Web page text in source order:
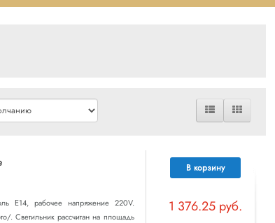
В корзину
1 376.25 руб.
E14, рабочее напряжение 220V.
. Светильник рассчитан на площадь